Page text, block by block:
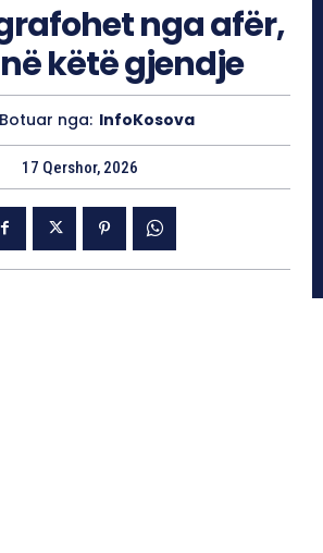
nga afër,
këtë gjendje
Botuar nga: InfoKosova
17 Qershor, 2026